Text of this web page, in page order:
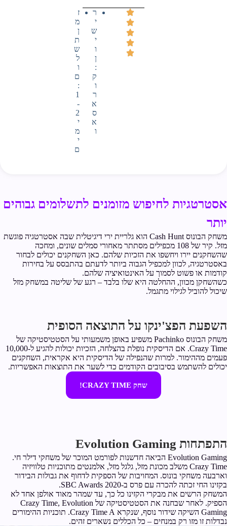
ר
י
ש
י
ו
ן
:
ק
ו
ר
א
ס
א
ו
ז
מ
ן
ת
ש
ל
ו
ם
:
1
-
2
י
מ
י
ם
אסטרטגיות לחיפוש מזומנים לתשלומים גבוהים
יותר
משחק הבונוס Cash Hunt הוא גלריית ירי דיגיטלית שבה אסטרטגיה פוגשת
מזל. קיר של 108 מכפילים מסתתר מאחורי סמלים שונים, ומחכה
שהשחקנים יירו ויחשפו את הזכיות שלהם. כאן השחקנים יכולים לבחור
באסטרטגיה, לכוון למכפיל הגבוה ביותר לדעתם בהתבסס על בחירות
קודמות או פשוט לסמוך על האינטואיציה שלהם.
כשהשחקן מכוון, ההחלטה היא שלו בלבד – רגע של שליטה במשחק מזל
שיכול להוביל לגילוי מתגמל.
השפעת הפצ'ינקו על התוצאה הסופית
משחק הבונוס Pachinko משפיע באופן משמעותי על הסטטיסטיקה של
Crazy Time. אם הדיסקית נופלת בהצלחה, הזכיות יכולות להגיע ל-10,000
פעמים מההימור. למרות שהנפילה של הדיסקית היא אקראית, השחקנים
יכולים להשתמש בסיבובים הקודמים כדי לשער את התוצאות האפשריות.
שחק CRAZY TIME!
התפתחות Evolution Gaming
Evolution Gaming הביאה חדשנות לפורמט המוכר של משחקי דילר חי.
Crazy Time משלב מכונת מזל, גלגל מזל, אלמנטים מתוכניות טלוויזיה
וארבעה משחקי בונוס. המחויבות של הספקית לדחוף את גבולות הבידור
בקזינו החי זכתה להכרה עם פרס ב-SBC Awards 2020.
המשחק הרשים את מבקרי הקזינו כל כך, עד שמהר מאוד אולפן אחד לא
הספיק. לאחר שבחנה את הסטטיסטיקה של Crazy Time, Evolution
Gaming השיקה שידור נוסף, שנקרא Crazy Time A. תוכניות ההימורים
נבדלות זו מזו רק במנחים – כל הכללים נשארים זהים.